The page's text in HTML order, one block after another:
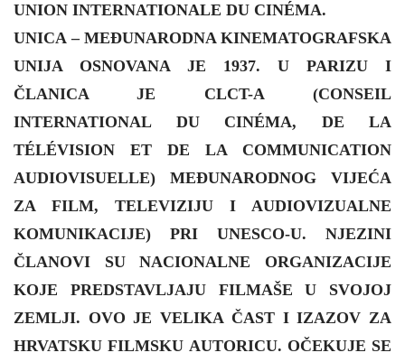
UNION INTERNATIONALE DU CINÉMA.
UNICA – MEĐUNARODNA KINEMATOGRAFSKA
UNIJA OSNOVANA JE 1937. U PARIZU I
ČLANICA JE CLCT-A (CONSEIL
INTERNATIONAL DU CINÉMA, DE LA
TÉLÉVISION ET DE LA COMMUNICATION
AUDIOVISUELLE) MEĐUNARODNOG VIJEĆA
ZA FILM, TELEVIZIJU I AUDIOVIZUALNE
KOMUNIKACIJE) PRI UNESCO-U. NJEZINI
ČLANOVI SU NACIONALNE ORGANIZACIJE
KOJE PREDSTAVLJAJU FILMAŠE U SVOJOJ
ZEMLJI. OVO JE VELIKA ČAST I IZAZOV ZA
HRVATSKU FILMSKU AUTORICU. OČEKUJE SE